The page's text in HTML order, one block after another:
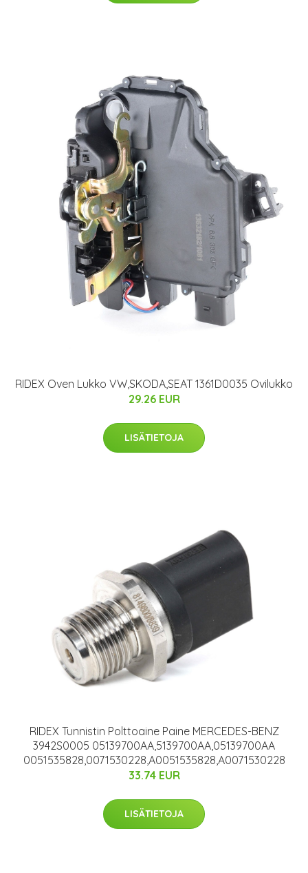
RIDEX Oven Lukko VW,SKODA,SEAT 1361D0035 Ovilukko
29.26 EUR
LISÄTIETOJA
RIDEX Tunnistin Polttoaine Paine MERCEDES-BENZ
3942S0005 05139700AA,5139700AA,05139700AA
0051535828,0071530228,A0051535828,A0071530228
33.74 EUR
LISÄTIETOJA